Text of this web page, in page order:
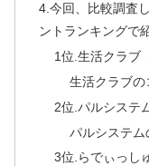
4.今回、比較調査
ントランキングで
1位.生活クラブ
生活クラブの
2位.パルシステ
パルシステム
3位.らでぃっし